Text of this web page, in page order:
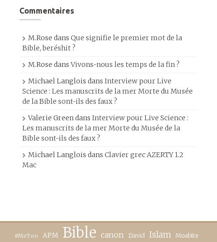
Commentaires
M.Rose dans Que signifie le premier mot de la
Bible, beréshit ?
M.Rose dansVivons-nous les temps de la fin ?
Michael Langlois dans Interview pour Live
Science : Les manuscrits de la mer Morte du Musée
de la Bible sont-ils des faux ?
Valerie Greendans Interview pour Live Science :
Les manuscrits de la mer Morte du Musée de la
Bible sont-ils des faux ?
Michael Langlois dans Clavier grec AZERTY 1.2
Mac
#MeToo APM Bible canon David Islam Moabite